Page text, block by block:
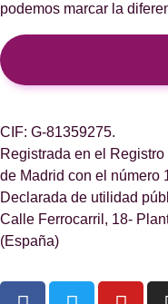
podemos marcar la
CIF: G-81359275.
Registrada en el
de Madrid con el número
Declarada de utilidad
Calle Ferrocarril, 18-
(España)